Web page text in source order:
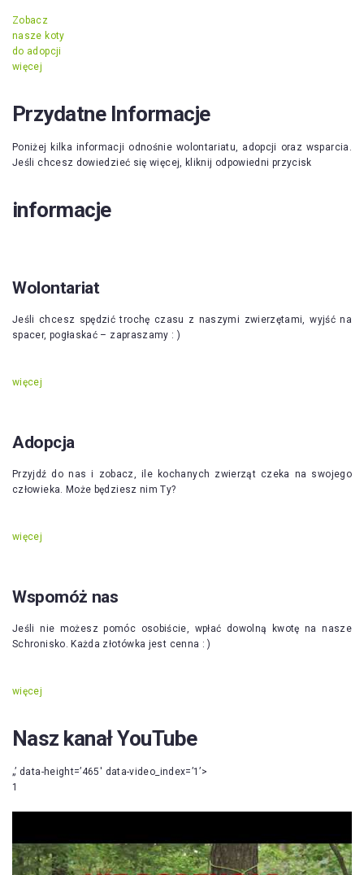
Zobacz
nasze koty
do adopcji
więcej
Przydatne Informacje
Poniżej kilka informacji odnośnie wolontariatu, adopcji oraz wsparcia.
Jeśli chcesz dowiedzieć się więcej, kliknij odpowiedni przycisk
informacje
Wolontariat
Jeśli chcesz spędzić trochę czasu z naszymi zwierzętami, wyjść na
spacer, pogłaskać – zapraszamy : )
więcej
Adopcja
Przyjdź do nas i zobacz, ile kochanych zwierząt czeka na swojego
człowieka. Może będziesz nim Ty?
więcej
Wspomóż nas
Jeśli nie możesz pomóc osobiście, wpłać dowolną kwotę na nasze
Schronisko. Każda złotówka jest cenna : )
więcej
Nasz kanał YouTube
„’ data-height=’465′ data-video_index=’1’>
1